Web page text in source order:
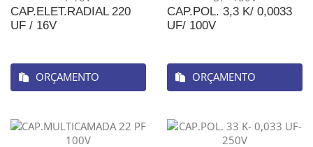
CAP.ELET.RADIAL 220
UF / 16V
ORÇAMENTO
CAP.POL. 3,3 K/ 0,0033
UF/ 100V
ORÇAMENTO